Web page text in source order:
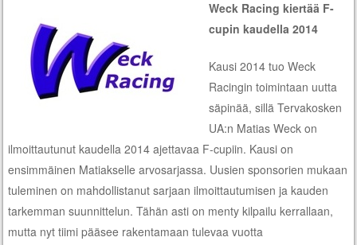
Weck Racing kiertää F-
cupin kaudella 2014
Kausi 2014 tuo Weck
Racingin toimintaan uutta
säpinää, sillä Tervakosken
UA:n Matias Weck on
ilmoittautunut kaudella 2014 ajettavaa F-cupiin. Kausi on
ensimmäinen Matiakselle arvosarjassa. Uusien sponsorien mukaan
tuleminen on mahdollistanut sarjaan ilmoittautumisen ja kauden
tarkemman suunnittelun. Tähän asti on menty kilpailu kerrallaan,
mutta nyt tiimi pääsee rakentamaan tulevaa vuotta